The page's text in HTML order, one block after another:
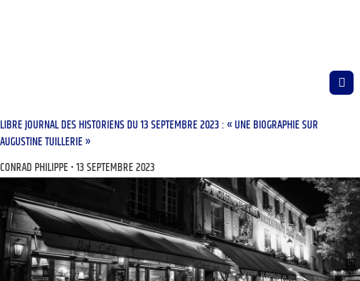
LIBRE JOURNAL DES HISTORIENS DU 13 SEPTEMBRE 2023 : « UNE BIOGRAPHIE SUR
AUGUSTINE TUILLERIE »
CONRAD PHILIPPE 13 SEPTEMBRE 2023